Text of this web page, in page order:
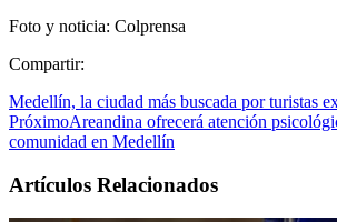
Foto y noticia: Colprensa
Compartir:
Medellín, la ciudad más buscada por turistas
PróximoAreandina ofrecerá atención
comunidad en Medellín
Artículos Relacionados